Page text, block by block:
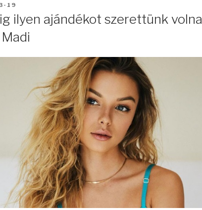
19
ilyen ajándékot szerettünk volna